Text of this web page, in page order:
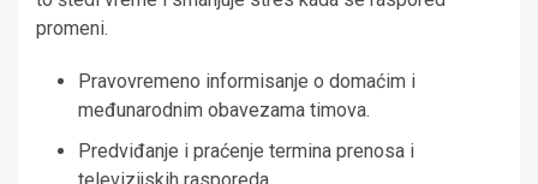
promeni.
Pravovremeno informisanje o domaćim i
međunarodnim obavezama timova.
Predviđanje i praćenje termina prenosa i